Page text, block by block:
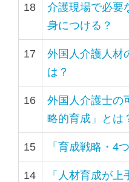
18
介護現場で必要
身につける？
17
外国人介護人材
は？
16
外国人介護士の
略的育成」とは
15 「育成戦略・4
14
「人材育成が